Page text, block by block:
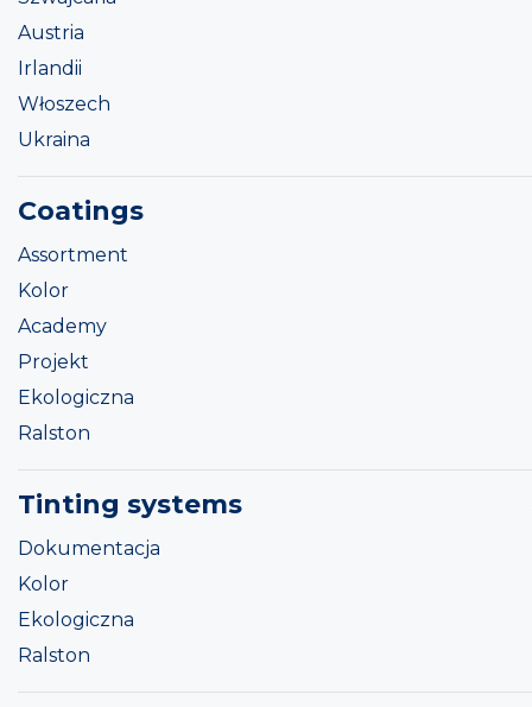
Austria
Irlandii
Włoszech
Ukraina
Coatings
Assortment
Kolor
Academy
Projekt
Ekologiczna
Ralston
Tinting systems
Dokumentacja
Kolor
Ekologiczna
Ralston